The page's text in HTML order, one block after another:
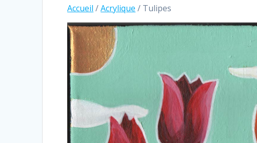
Accueil /Acrylique / Tulipes